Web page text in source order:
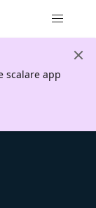
scalare app